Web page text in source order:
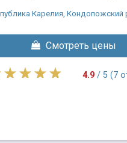
Карелия, Кондопожский
Смотреть цены
4.9/ 5 (7